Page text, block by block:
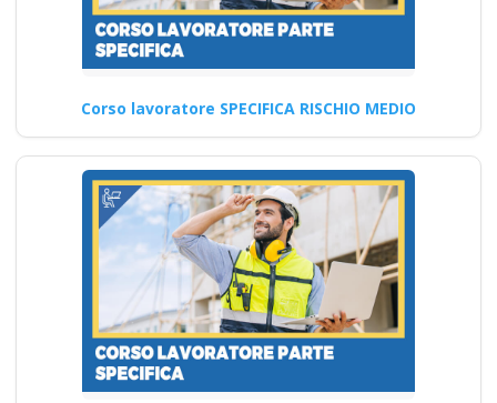
Corso lavoratore SPECIFICA RISCHIO MEDIO